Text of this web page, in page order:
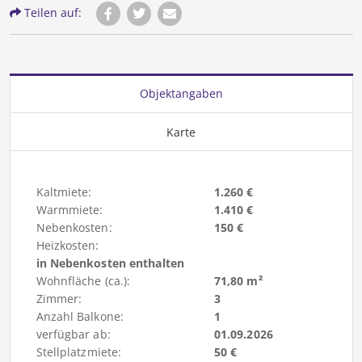
Teilen auf:
Objektangaben
Karte
Kaltmiete:
1.260 €
Warmmiete:
1.410 €
Nebenkosten:
150 €
Heizkosten:
in Nebenkosten enthalten
Wohnfläche (ca.):
71,80 m²
Zimmer:
3
Anzahl Balkone:
1
verfügbar ab:
01.09.2026
Stellplatzmiete:
50 €